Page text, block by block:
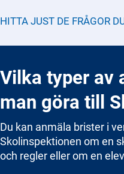
HITTA JUST DE FRÅGOR
Vilka typer av
man göra till
Du kan anmäla brister i
Skolinspektionen om en
och regler eller om en